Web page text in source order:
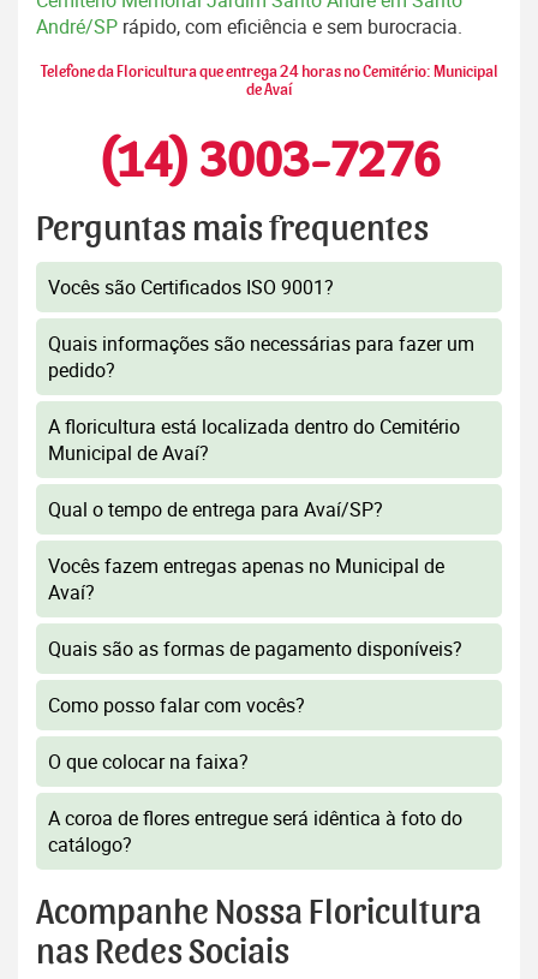
André/SP rápido, com eficiência e sem burocracia.
Telefone da Floricultura que entrega 24 horas no Cemitério: Municipal
de Avaí
(14) 3003-7276
Perguntas mais frequentes
Vocês são Certificados ISO 9001?
Quais informações são necessárias para fazer um
pedido?
A floricultura está localizada dentro do Cemitério
Municipal de Avaí?
Qual o tempo de entrega para Avaí/SP?
Vocês fazem entregas apenas no Municipal de
Avaí?
Quais são as formas de pagamento disponíveis?
Como posso falar com vocês?
O que colocar na faixa?
A coroa de flores entregue será idêntica à foto do
catálogo?
Acompanhe Nossa Floricultura
nas Redes Sociais